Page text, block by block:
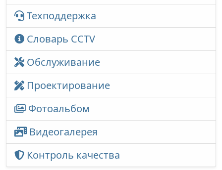
Техподдержка
Словарь CCTV
Обслуживание
Проектирование
Фотоальбом
Видеогалерея
Контроль качества